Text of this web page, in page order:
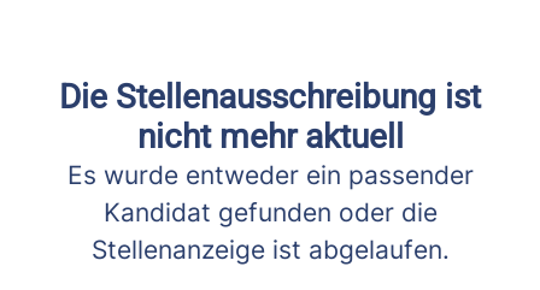
Die Stellenausschreibung ist
nicht mehr aktuell
Es wurde entweder ein passender
Kandidat gefunden oder die
Stellenanzeige ist abgelaufen.